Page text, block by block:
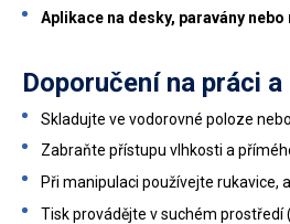
Aplikace na desky, paravány
Doporučení na práci
Skladujte ve vodorovné poloze
Zabraňte přístupu vlhkosti a
Při manipulaci používejte rukavice,
Tisk provádějte v suchém prostředí